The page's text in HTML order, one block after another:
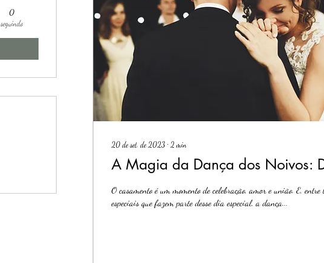
20 de set. de 2023 ∙ 2 min
A Magia da Dança dos Noivos:
O casamento é um momento de celebração, amor e união. E, entre
especiais que fazem parte desse dia especial, a dança...
0
seguindo